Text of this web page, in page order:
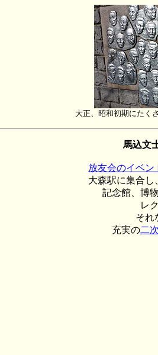
大正、昭和初期にたく
馬込文
放友会のイベン
大森駅に集合し
記念館、博
レ
それ
充実の二